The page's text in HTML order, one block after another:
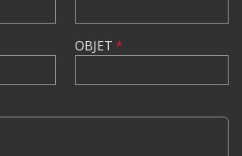
OBJET *